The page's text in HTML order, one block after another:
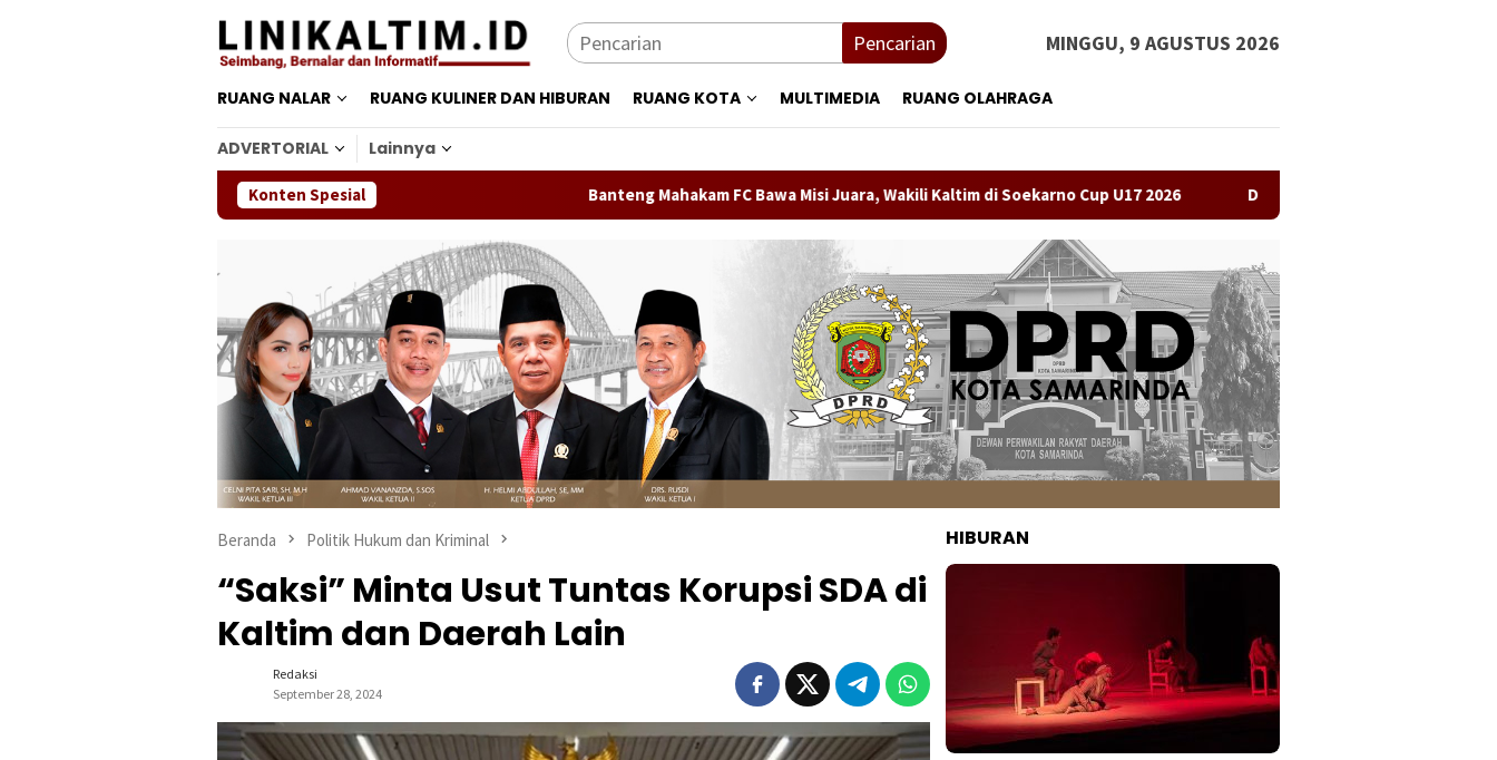
Pencarian MINGGU, 9 AGUSTUS 2026
RUANG NALAR RUANG KULINER DAN HIBURAN RUANG KOTA MULTIMEDIA RUANG OLAHRAGA
ADVERTORIAL Lainnya
Konten Spesial Banteng Mahakam FC Bawa Misi Juara, Wakili Kaltim di Soekarno Cup U17 2026 Dokter Renanda Bukan Anggota IDI Samarinda
Beranda Politik Hukum dan Kriminal
“Saksi” Minta Usut Tuntas Korupsi SDA di
Kaltim dan Daerah Lain
Redaksi
September 28, 2024
HIBURAN